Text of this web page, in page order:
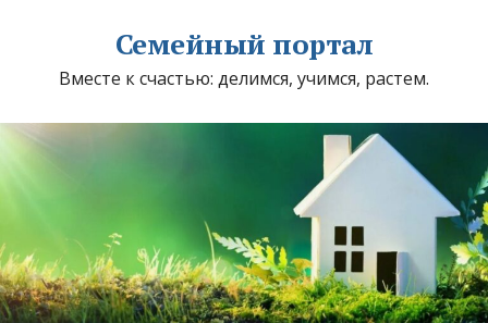
Семейный портал
Вместе к счастью: делимся, учимся, растем.